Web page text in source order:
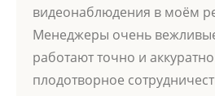
видеонаблюдения в моём
Менеджеры очень
работают точно и
плодотворное